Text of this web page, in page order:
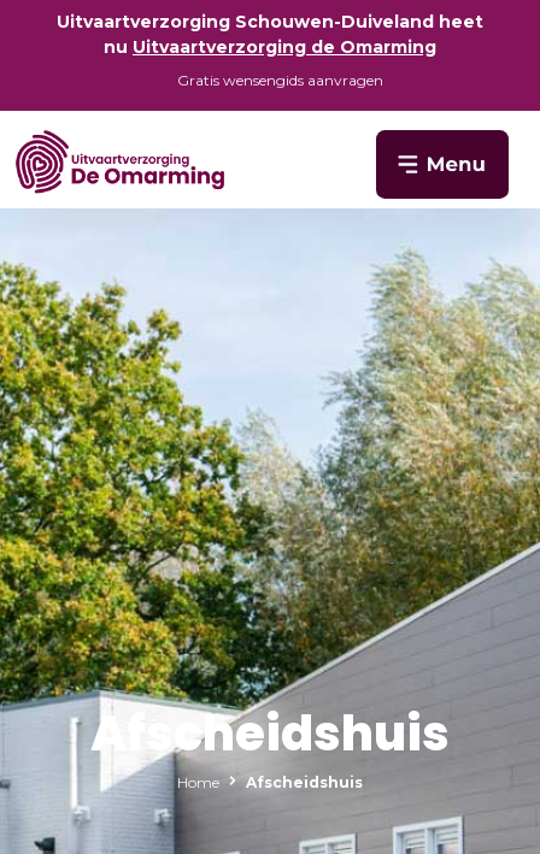
Uitvaartverzorging Schouwen-Duiveland heet
nu Uitvaartverzorging de Omarming
Gratis wensengids aanvragen
Afscheidshuis
Home Afscheidshuis